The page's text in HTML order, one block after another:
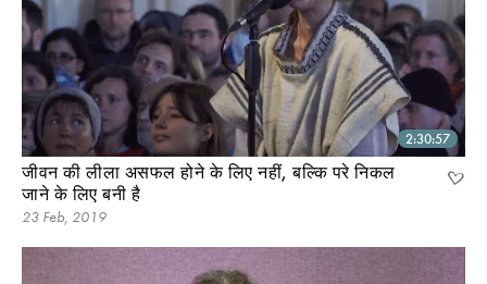
2:30:57
जीवन की लीला असफल होने के लिए नहीं, बल्कि परे निकल
जाने के लिए बनी है
23 Feb, 2019